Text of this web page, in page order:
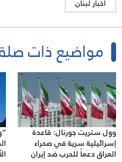
اخبار لبنان
مواضيع ذات
وول ستريت جورنال: قاعدة
إسرائيلية سرية في صحراء
العراق دعماً للحرب ضد إيران